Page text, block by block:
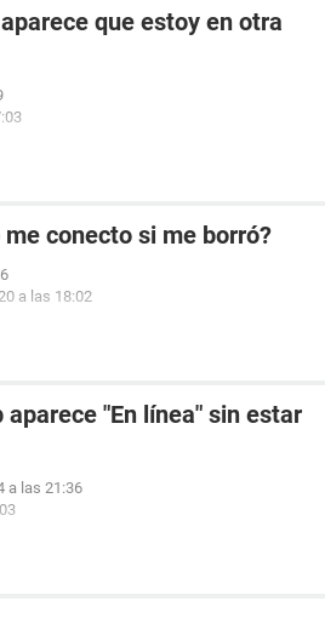
que estoy en otra
conecto si me borró?
a las 18:02
aparece "En línea" sin estar
a las 21:36